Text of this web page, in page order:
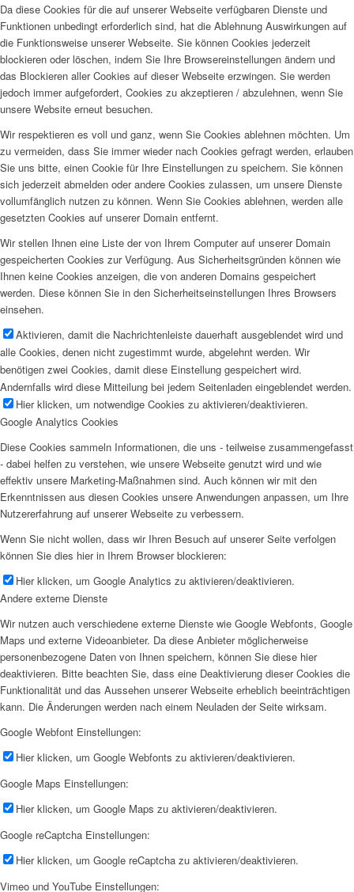
Da diese Cookies für die auf unserer Webseite verfügbaren Dienste und
Funktionen unbedingt erforderlich sind, hat die Ablehnung Auswirkungen auf
die Funktionsweise unserer Webseite. Sie können Cookies jederzeit
blockieren oder löschen, indem Sie Ihre Browsereinstellungen ändern und
das Blockieren aller Cookies auf dieser Webseite erzwingen. Sie werden
jedoch immer aufgefordert, Cookies zu akzeptieren / abzulehnen, wenn Sie
unsere Website erneut besuchen.
Wir respektieren es voll und ganz, wenn Sie Cookies ablehnen möchten. Um
zu vermeiden, dass Sie immer wieder nach Cookies gefragt werden, erlauben
Sie uns bitte, einen Cookie für Ihre Einstellungen zu speichern. Sie können
sich jederzeit abmelden oder andere Cookies zulassen, um unsere Dienste
vollumfänglich nutzen zu können. Wenn Sie Cookies ablehnen, werden alle
gesetzten Cookies auf unserer Domain entfernt.
Wir stellen Ihnen eine Liste der von Ihrem Computer auf unserer Domain
gespeicherten Cookies zur Verfügung. Aus Sicherheitsgründen können wie
Ihnen keine Cookies anzeigen, die von anderen Domains gespeichert
werden. Diese können Sie in den Sicherheitseinstellungen Ihres Browsers
einsehen.
Aktivieren, damit die Nachrichtenleiste dauerhaft ausgeblendet wird und
alle Cookies, denen nicht zugestimmt wurde, abgelehnt werden. Wir
benötigen zwei Cookies, damit diese Einstellung gespeichert wird.
Andernfalls wird diese Mitteilung bei jedem Seitenladen eingeblendet werden.
Hier klicken, um notwendige Cookies zu aktivieren/deaktivieren.
Google Analytics Cookies
Diese Cookies sammeln Informationen, die uns - teilweise zusammengefasst
- dabei helfen zu verstehen, wie unsere Webseite genutzt wird und wie
effektiv unsere Marketing-Maßnahmen sind. Auch können wir mit den
Erkenntnissen aus diesen Cookies unsere Anwendungen anpassen, um Ihre
Nutzererfahrung auf unserer Webseite zu verbessern.
Wenn Sie nicht wollen, dass wir Ihren Besuch auf unserer Seite verfolgen
können Sie dies hier in Ihrem Browser blockieren:
Hier klicken, um Google Analytics zu aktivieren/deaktivieren.
Andere externe Dienste
Wir nutzen auch verschiedene externe Dienste wie Google Webfonts, Google
Maps und externe Videoanbieter. Da diese Anbieter möglicherweise
personenbezogene Daten von Ihnen speichern, können Sie diese hier
deaktivieren. Bitte beachten Sie, dass eine Deaktivierung dieser Cookies die
Funktionalität und das Aussehen unserer Webseite erheblich beeinträchtigen
kann. Die Änderungen werden nach einem Neuladen der Seite wirksam.
Google Webfont Einstellungen:
Hier klicken, um Google Webfonts zu aktivieren/deaktivieren.
Google Maps Einstellungen:
Hier klicken, um Google Maps zu aktivieren/deaktivieren.
Google reCaptcha Einstellungen:
Hier klicken, um Google reCaptcha zu aktivieren/deaktivieren.
Vimeo und YouTube Einstellungen: